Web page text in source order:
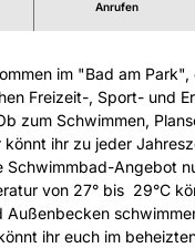
Anrufen
im "Bad am
Freizeit-, Sport- und
zum Schwimmen,
könnt ihr zu jeder
Schwimmbad-Angebot
von 27° bis 29°C
Außenbecken
ihr euch im